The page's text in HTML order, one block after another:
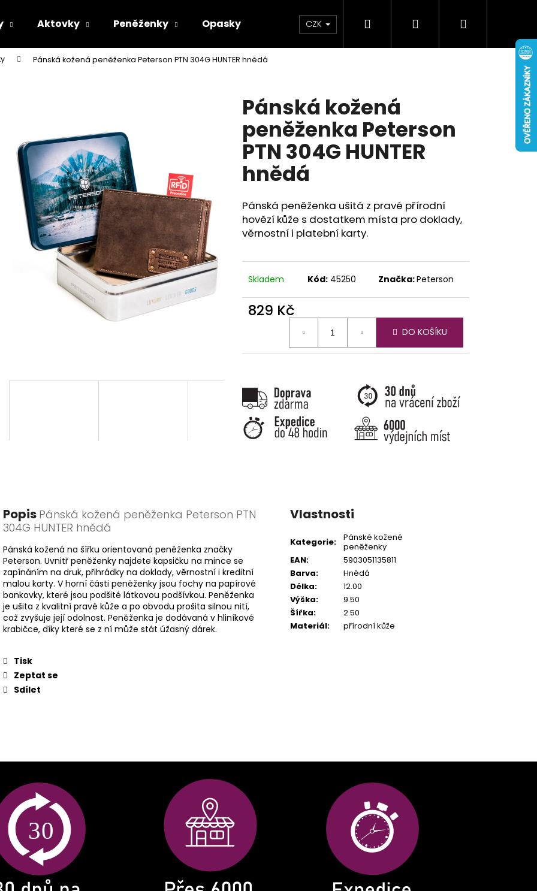
Aktovky Peněženky Opasky Doplňky Novinky
CZK Hledat PřihlášeníNákupní
Pánská kožená peněženka Peterson PTN 304G HUNTER hnědá
Pánská kožená
peněženka Peterson
PTN 304G HUNTER
hnědá
Pánská peněženka ušitá z pravé přírodní
hovězí kůže s dostatkem místa pro doklady,
věrnostní i platební karty.
Skladem Kód: 45250 Značka:Peterson
829 Kč
DO KOŠÍKU
Popis Pánská kožená peněženka Peterson PTN
304G HUNTER hnědá
Pánská kožená na šířku orientovaná peněženka značky
Peterson. Uvnitř peněženky najdete kapsičku na mince se
zapínáním na druk, přihrádky na doklady, věrnostní i kreditní
malou karty. V horní části peněženky jsou fochy na papírové
bankovky, které jsou podšité látkovou podšívkou. Peněženka
je ušita z kvalitní pravé kůže a po obvodu prošita silnou nití,
což zvyšuje její odolnost. Peněženka je dodávaná v hliníkové
krabičce, díky které se z ní může stát úžasný dárek.
Tisk
Zeptat se
Sdílet
Vlastnosti
Kategorie:
Pánské kožené
peněženky
EAN:
5903051135811
Barva:
Hnědá
Délka:
12.00
Výška:
9.50
Šířka:
2.50
Materiál: přírodní kůže
Co potřebujete najít?
Doporučujeme